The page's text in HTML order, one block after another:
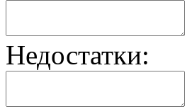
Недостатки: